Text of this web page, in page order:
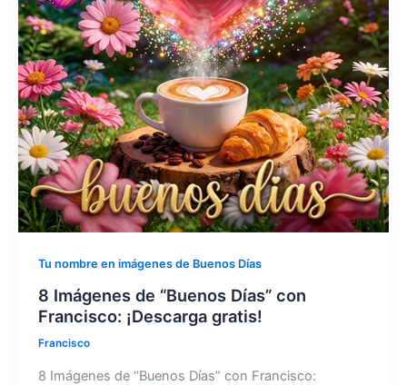
Tu nombre en imágenes de Buenos Días
8 Imágenes de “Buenos Días” con
Francisco: ¡Descarga gratis!
Francisco
8 Imágenes de “Buenos Días” con Francisco: